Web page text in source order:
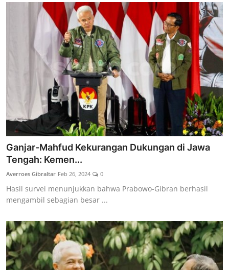
Ganjar-Mahfud Kekurangan Dukungan di Jawa
Tengah: Kemen...
Averroes Gibraltar Feb 26, 2024 0
Hasil survei menunjukkan bahwa Prabowo-Gibran berhasil
mengambil sebagian besar ...